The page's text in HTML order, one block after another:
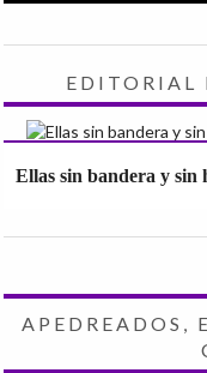
EDITORIAL
Ellas sin bandera y sin
APEDREADOS,